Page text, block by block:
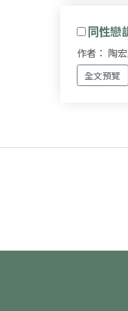
同性戀
作者： 陶
全文預覽